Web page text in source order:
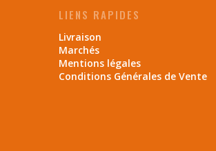
LIENS RAPIDES
Livraison
Marchés
Mentions légales
Conditions Générales de Vente